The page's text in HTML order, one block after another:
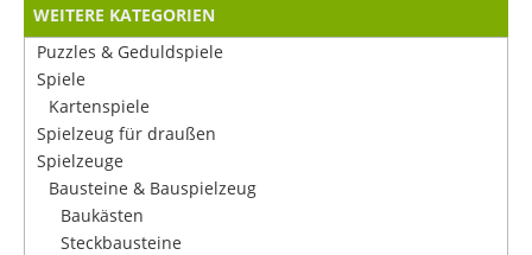
WEITERE KATEGORIEN
Puzzles & Geduldspiele
Spiele
Kartenspiele
Spielzeug für draußen
Spielzeuge
Bausteine & Bauspielzeug
Baukästen
Steckbausteine